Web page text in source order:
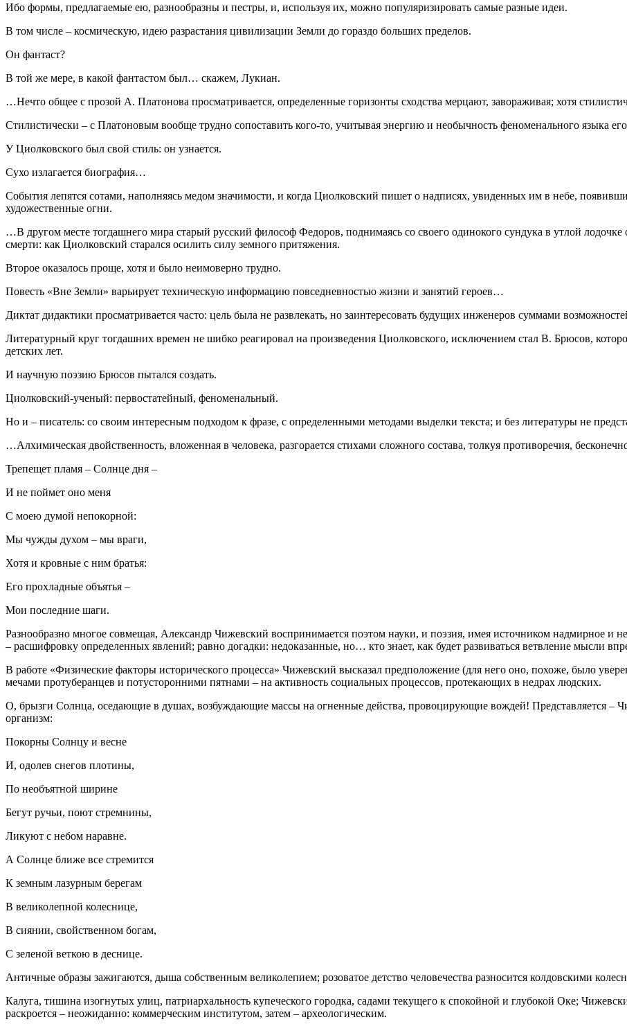
Ибо формы, предлагаемые ею, разнообразны и пестры, и, используя их, можно популяризировать самые разные идеи.
В том числе – космическую, идею разрастания цивилизации Земли до гораздо больших пределов.
Он фантаст?
В той же мере, в какой фантастом был… скажем, Лукиан.
…Нечто общее с прозой А. Платонова просматривается, определенные горизонты сходства мерцают, завораживая; хотя
Стилистически – с Платоновым вообще трудно сопоставить кого-то, учитывая энергию и необычность феноменального языка
У Циолковского был свой стиль: он узнается.
Сухо излагается биография…
События лепятся сотами, наполняясь медом значимости, и когда Циолковский пишет о надписях, увиденных им в небе,
художественные огни.
…В другом месте тогдашнего мира старый русский философ Федоров, поднимаясь со своего одинокого сундука в утлой лодочке
смерти: как Циолковский старался осилить силу земного притяжения.
Второе оказалось проще, хотя и было неимоверно трудно.
Повесть «Вне Земли» варьирует техническую информацию повседневностью жизни и занятий героев…
Диктат дидактики просматривается часто: цель была не развлекать, но заинтересовать будущих инженеров суммами
Литературный круг тогдашних времен не шибко реагировал на произведения Циолковского, исключением стал В. Брюсов,
детских лет.
И научную поэзию Брюсов пытался создать.
Циолковский-ученый: первостатейный, феноменальный.
Но и – писатель: со своим интересным подходом к фразе, с определенными методами выделки текста; и без литературы не
…Алхимическая двойственность, вложенная в человека, разгорается стихами сложного состава, толкуя противоречия,
Трепещет пламя – Солнце дня –
И не поймет оно меня
С моею думой непокорной:
Мы чужды духом – мы враги,
Хотя и кровные с ним братья:
Его прохладные объятья –
Мои последние шаги.
Разнообразно многое совмещая, Александр Чижевский воспринимается поэтом науки, и поэзия, имея источником надмирное и
– расшифровку определенных явлений; равно догадки: недоказанные, но… кто знает, как будет развиваться ветвление мысли
В работе «Физические факторы исторического процесса» Чижевский высказал предположение (для него оно, похоже, было
мечами протуберанцев и потусторонними пятнами – на активность социальных процессов, протекающих в недрах людских.
О, брызги Солнца, оседающие в душах, возбуждающие массы на огненные действа, провоцирующие вождей! Представляется –
организм:
Покорны Солнцу и весне
И, одолев снегов плотины,
По необъятной ширине
Бегут ручьи, поют стремнины,
Ликуют с небом наравне.
А Солнце ближе все стремится
К земным лазурным берегам
В великолепной колеснице,
В сиянии, свойственном богам,
С зеленой веткою в деснице.
Античные образы зажигаются, дыша собственным великолепием; розоватое детство человечества разносится колдовскими
Калуга, тишина изогнутых улиц, патриархальность купеческого городка, садами текущего к спокойной и глубокой Оке;
раскроется – неожиданно: коммерческим институтом, затем – археологическим.